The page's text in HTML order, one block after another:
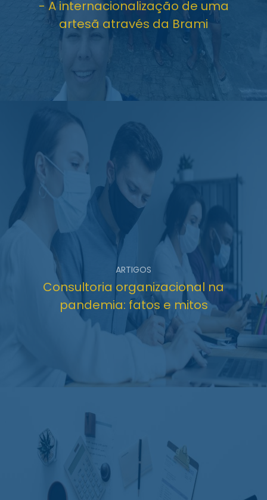
- A internacionalização de uma
artesã através da Brami
ARTIGOS
Consultoria organizacional na
pandemia: fatos e mitos